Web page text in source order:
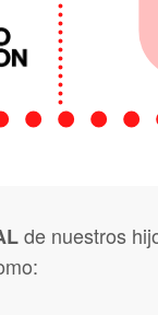
de nuestros